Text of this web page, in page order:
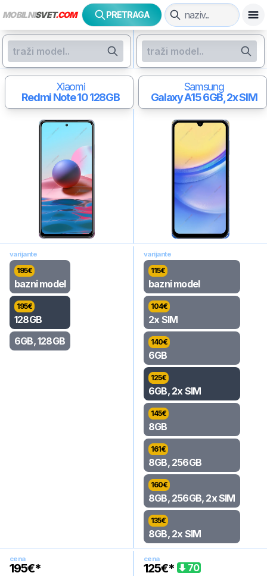
MOBILNISVET.COM PRETRAGA
Xiaomi
Redmi Note 10128GB
Samsung
Galaxy A156GB, 2x SIM
varijante
195€
bazni model
195€
128GB
6GB, 128GB
varijante
115€
bazni model
104€
2x SIM
140€
6GB
125€
6GB, 2x SIM
145€
8GB
161€
8GB, 256GB
160€
8GB, 256GB, 2x SIM
135€
8GB, 2x SIM
cena
195€*
cena
125€* 70